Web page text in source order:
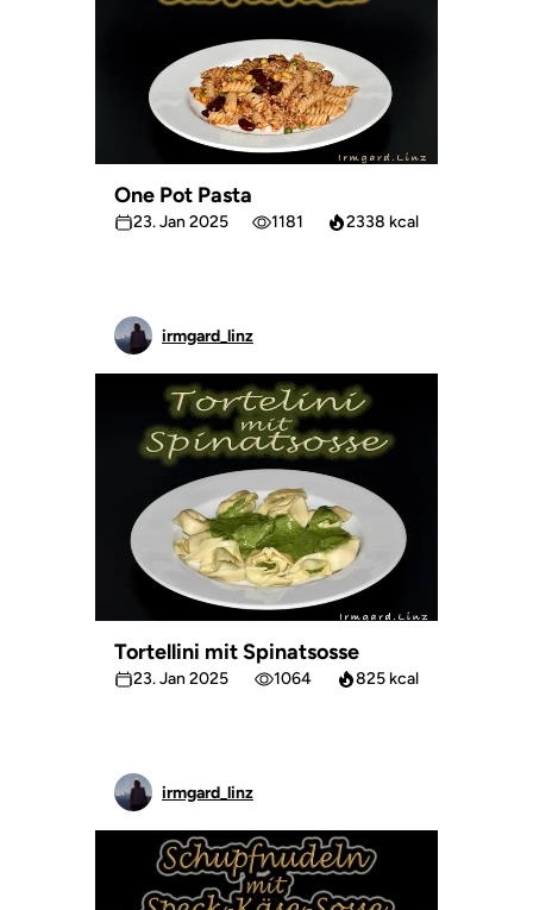
One Pot Pasta
23. Jan 2025 1181 2338 kcal
irmgard_linz
Tortellini mit Spinatsosse
23. Jan 2025 1064 825 kcal
irmgard_linz